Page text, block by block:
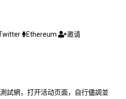
Ethereum 邀请
試網，打开活动页面，自行儘調並